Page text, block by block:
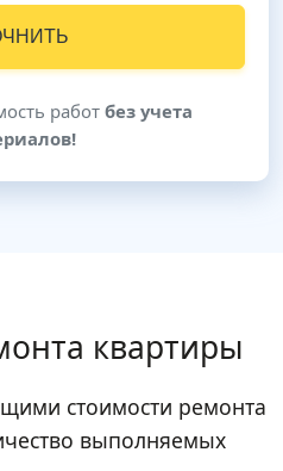
работ без учета
квартиры
стоимости ремонта
выполняемых